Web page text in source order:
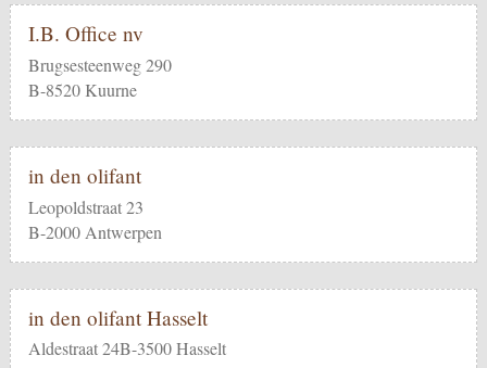
I.B. Office nv
Brugsesteenweg 290
B-8520 Kuurne
in den olifant
Leopoldstraat 23
B-2000 Antwerpen
in den olifant Hasselt
Aldestraat 24B-3500 Hasselt